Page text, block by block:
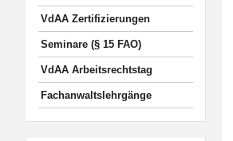
VdAA Zertifizierungen
Seminare (§ 15 FAO)
VdAA Arbeitsrechtstag
Fachanwaltslehrgänge